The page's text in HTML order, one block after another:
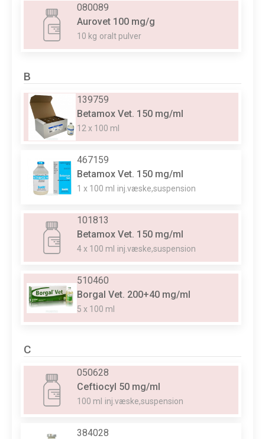
080089
Aurovet 100 mg/g
10 kg oralt pulver
B
139759
Betamox Vet. 150 mg/ml
12 x 100 ml
467159
Betamox Vet. 150 mg/ml
1 x 100 ml inj.væske,suspension
101813
Betamox Vet. 150 mg/ml
4 x 100 ml inj.væske,suspension
510460
Borgal Vet. 200+40 mg/ml
5 x 100 ml
C
050628
Ceftiocyl 50 mg/ml
100 ml inj.væske,suspension
384028